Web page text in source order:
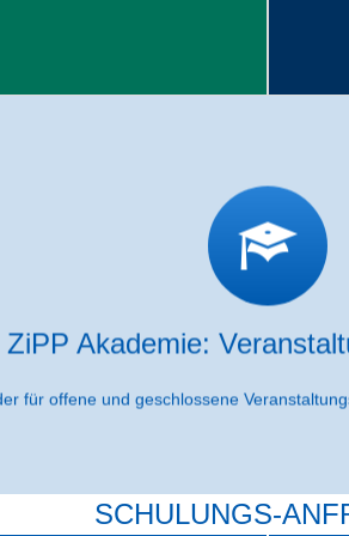
ZiPP Akademie:
für offene und geschlossene
in unseren
oder geschlossenen
SCHULUNGS-